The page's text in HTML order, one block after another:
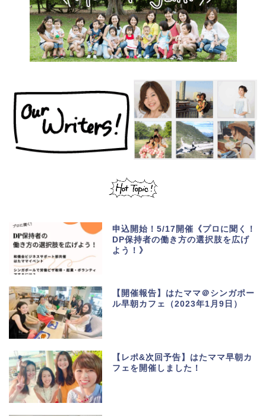
申込開始！5/17開催《プロに聞く！
DP保持者の働き方の選択肢を広げ
よう！》
【開催報告】はたママ＠シンガポー
ル早朝カフェ（2023年1月9日）
【レポ&次回予告】はたママ早朝カ
フェを開催しました！